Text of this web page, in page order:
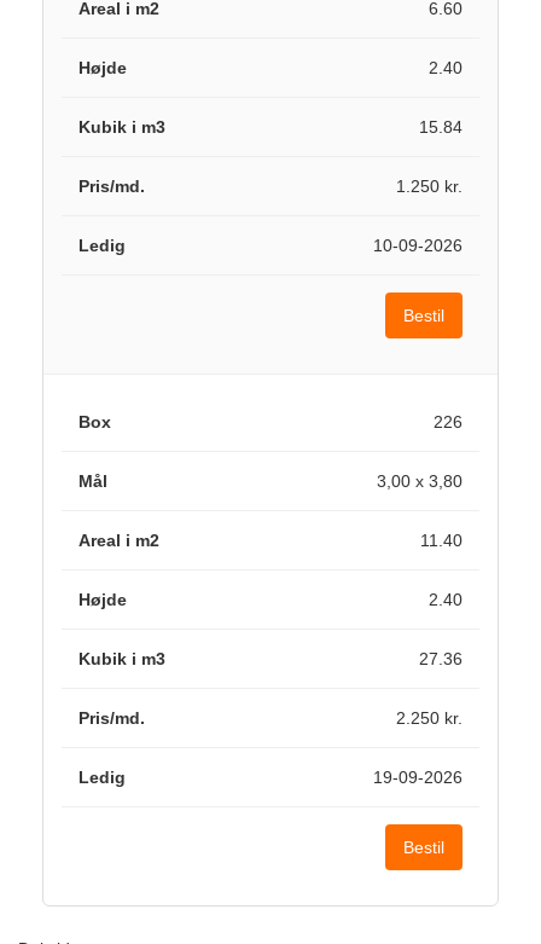
6.60
2.40
15.84
1.250 kr.
10-09-2026
Bestil
226
3,00 x 3,80
11.40
2.40
27.36
2.250 kr.
19-09-2026
Bestil